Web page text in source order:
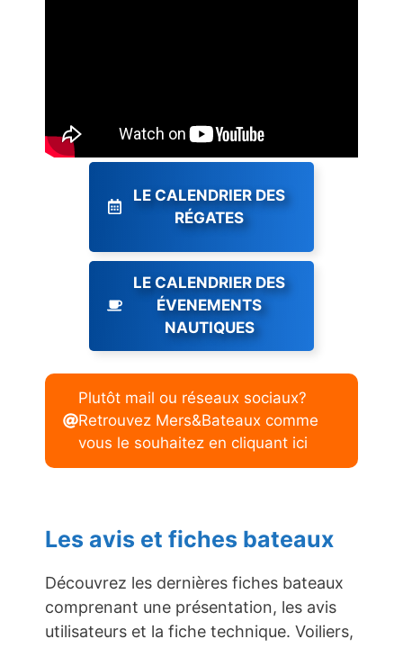
LE CALENDRIER DES
RÉGATES
LE CALENDRIER DES
ÉVENEMENTS
NAUTIQUES
Plutôt mail ou réseaux sociaux?
Retrouvez Mers&Bateaux comme
vous le souhaitez en cliquant ici
Les avis et fiches bateaux
Découvrez les dernières fiches bateaux
comprenant une présentation, les avis
utilisateurs et la fiche technique. Voiliers,